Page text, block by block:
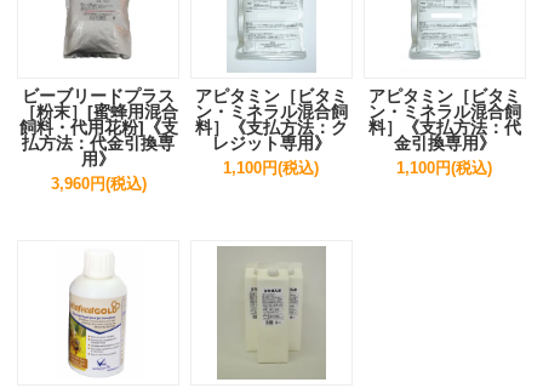
ビーブリードプラス
［粉末］[蜜蜂用混合
飼料・代用花粉]《支
払方法：代金引換専
用》
3,960円(税込)
アピタミン［ビタミ
ン・ミネラル混合飼
料］《支払方法：ク
レジット専用》
1,100円(税込)
アピタミン［ビタミ
ン・ミネラル混合飼
料］《支払方法：代
金引換専用》
1,100円(税込)